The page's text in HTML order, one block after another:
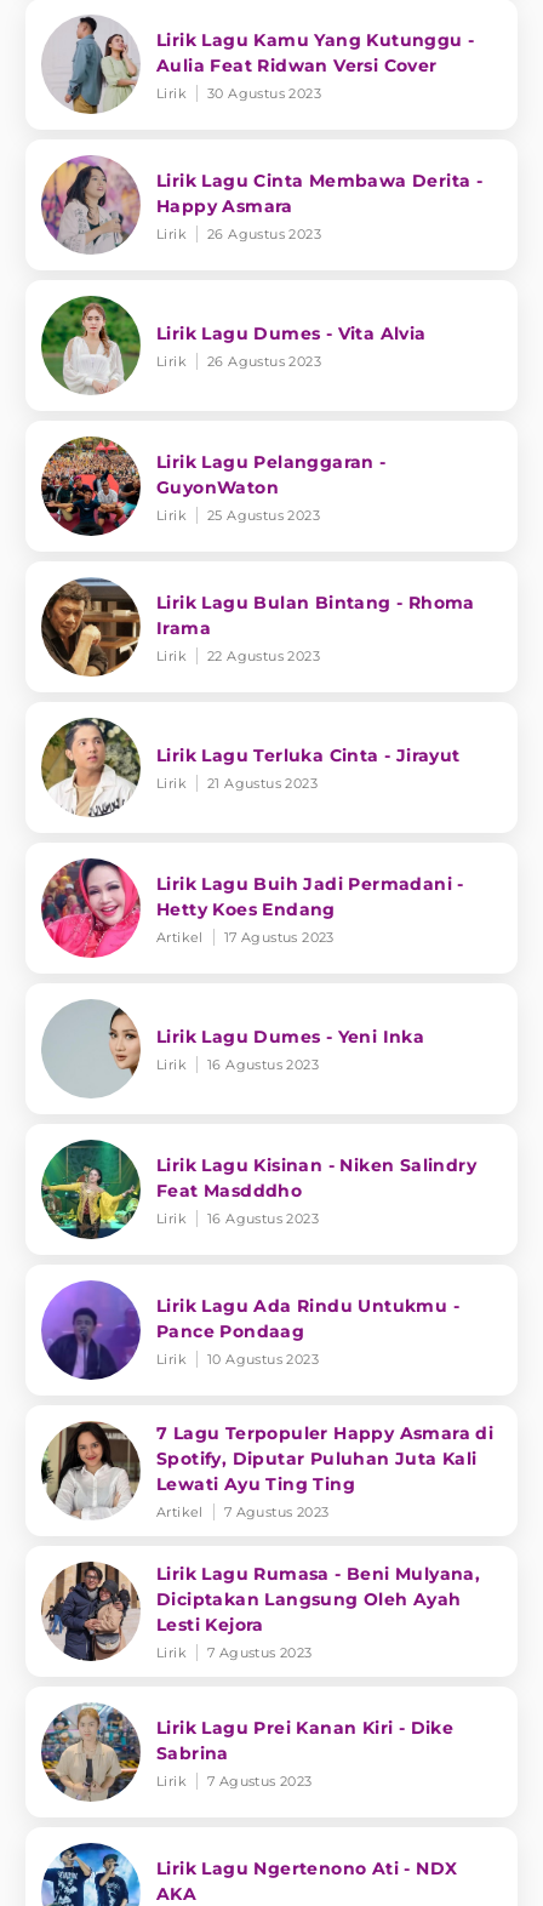
Lirik Lagu Kamu Yang Kutunggu -
Aulia Feat Ridwan Versi Cover
Lirik 30 Agustus 2023
Lirik Lagu Cinta Membawa Derita -
Happy Asmara
Lirik 26 Agustus 2023
Lirik Lagu Dumes - Vita Alvia
Lirik 26 Agustus 2023
Lirik Lagu Pelanggaran -
GuyonWaton
Lirik 25 Agustus 2023
Lirik Lagu Bulan Bintang - Rhoma
Irama
Lirik 22 Agustus 2023
Lirik Lagu Terluka Cinta - Jirayut
Lirik 21 Agustus 2023
Lirik Lagu Buih Jadi Permadani -
Hetty Koes Endang
Artikel 17 Agustus 2023
Lirik Lagu Dumes - Yeni Inka
Lirik 16 Agustus 2023
Lirik Lagu Kisinan - Niken Salindry
Feat Masdddho
Lirik 16 Agustus 2023
Lirik Lagu Ada Rindu Untukmu -
Pance Pondaag
Lirik 10 Agustus 2023
7 Lagu Terpopuler Happy Asmara di
Spotify, Diputar Puluhan Juta Kali
Lewati Ayu Ting Ting
Artikel 7 Agustus 2023
Lirik Lagu Rumasa - Beni Mulyana,
Diciptakan Langsung Oleh Ayah
Lesti Kejora
Lirik 7 Agustus 2023
Lirik Lagu Prei Kanan Kiri - Dike
Sabrina
Lirik 7 Agustus 2023
Lirik Lagu Ngertenono Ati - NDX
AKA